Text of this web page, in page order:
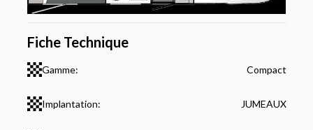
Fiche Technique
Gamme: Compact
Implantation: JUMEAUX